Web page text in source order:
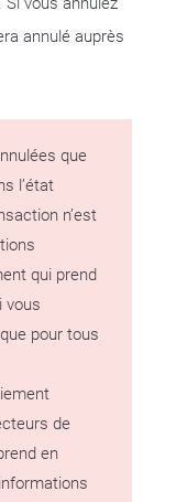
annulé auprès
que
l’état
n’est
qui prend
vous
pour tous
de
en